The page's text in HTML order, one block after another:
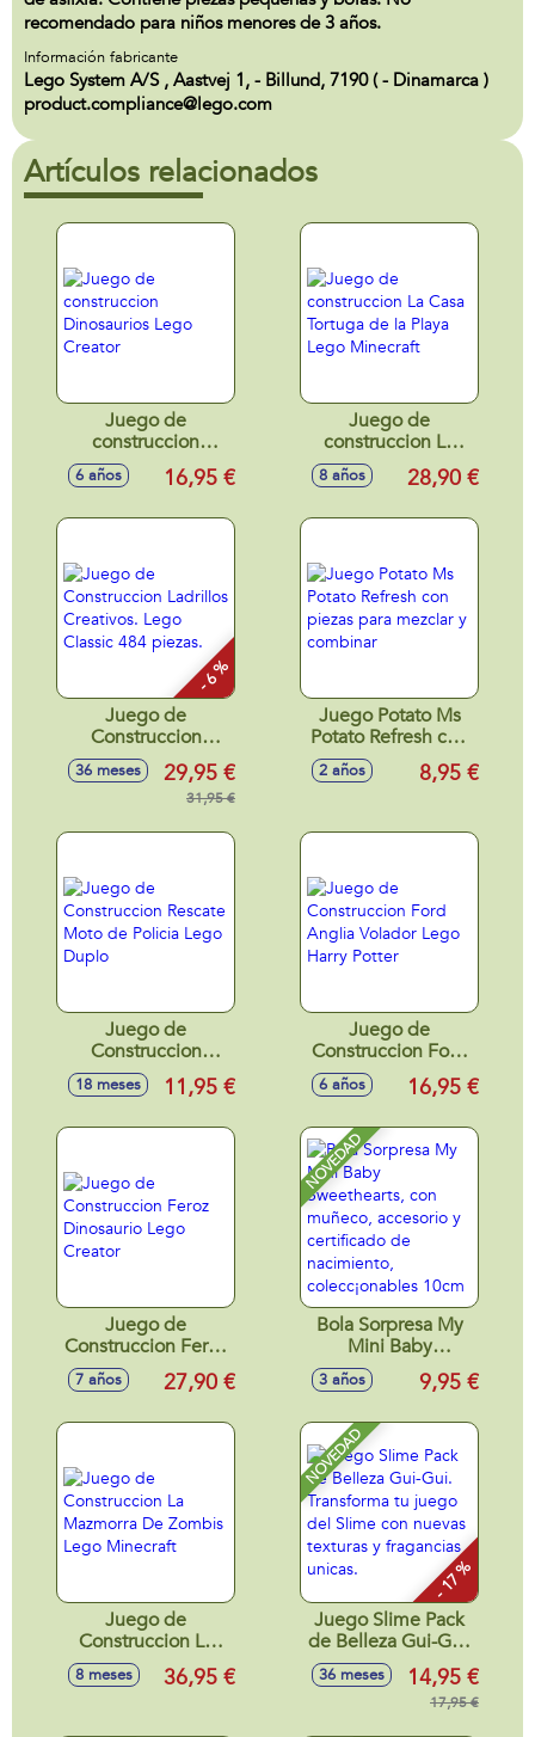
recomendado para niños menores de 3 años.
Información fabricante
Lego System A/S , Aastvej 1, - Billund, 7190 ( - Dinamarca )
product.compliance@lego.com
Artículos relacionados
Juego de
construccion
Dinosaurios Lego
Creator
6 años 16,95 €
Juego de
construccion La
Casa Tortuga de la
Playa Lego
8 años 28,90 €
- 6 %
Juego de
Construccion
Ladrillos Creativos.
Lego Classic 484
36 meses 29,95 €
31,95 €
Juego Potato Ms
Potato Refresh con
piezas para mezclar
y combinar
2 años 8,95 €
Juego de
Construccion
Rescate Moto de
Policia Lego Duplo
18 meses 11,95 €
Juego de
Construccion Ford
Anglia Volador
Lego Harry Potter
6 años 16,95 €
Juego de
Construccion Feroz
Dinosaurio Lego
Creator
7 años 27,90 €
NOVEDAD
Bola Sorpresa My
Mini Baby
Sweethearts, con
muñeco, accesorio
nacimiento,
colecc¡onables
10cm
3 años 9,95 €
Juego de
Construccion La
Mazmorra De
Zombis Lego
8 meses 36,95 €
NOVEDAD
- 17 %
Juego Slime Pack
de Belleza Gui-Gui.
Transforma tu
juego del Slime
con nuevas texturas
36 meses 14,95 €
17,95 €